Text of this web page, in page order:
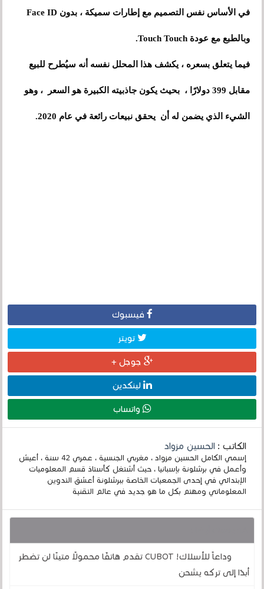
في الأساس نفس التصميم مع إطارات سميكة ، بدون Face ID
وبالطبع مع عودة Touch Touch.
فيما يتعلق بسعره ، يكشف هذا المحلل نفسه أنه سيُطرح للبيع
مقابل 399 دولارًا ، بحيث يكون جاذبيته الكبيرة هو السعر ، وهو
الشيء الذي يضمن له أن يحقق نبيعات رائعة في عام 2020.
فيسبوك
تويتر
جوجل +
لينكدين
واتساب
الكاتب :الحسين مزواد
إسمي الكامل الحسين مزواد ، مغربي الجنسية ، عمري 42 سنة ، أعيش
وأعمل في برشلونة بإسبانيا ، حيث أشتغل كأستاذ قسم المعلوميات
الإبتدائي في إحدى الجمعيات الخاصة ببرشلونة أعشق التدوين
المعلوماتي ومهتم بكل ما هو جديد في عالم التقنية
وداعاً للأسلاك! CUBOT تقدم هاتفًا محمولًا متينًا لن تضطر
أبدًا إلى تركه يشحن